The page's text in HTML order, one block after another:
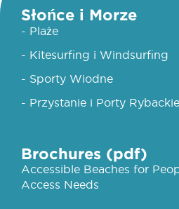
Słońce i Morze
- Plaże
- Kitesurfing i Windsurfing
- Sporty Wiodne
- Przystanie i Porty Rybackie
Brochures (pdf)
Accessible Beaches for
Access Needs